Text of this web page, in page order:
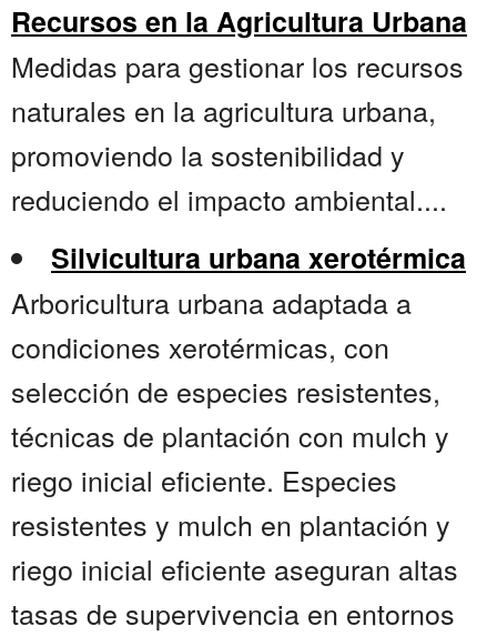
Recursos en la Agricultura Urbana
Medidas para gestionar los recursos
naturales en la agricultura urbana,
promoviendo la sostenibilidad y
reduciendo el impacto ambiental....
Silvicultura urbana xerotérmica
Arboricultura urbana adaptada a
condiciones xerotérmicas, con
selección de especies resistentes,
técnicas de plantación con mulch y
riego inicial eficiente. Especies
resistentes y mulch en plantación y
riego inicial eficiente aseguran altas
tasas de supervivencia en entornos